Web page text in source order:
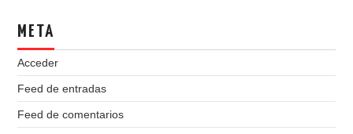
META
Acceder
Feed de entradas
Feed de comentarios